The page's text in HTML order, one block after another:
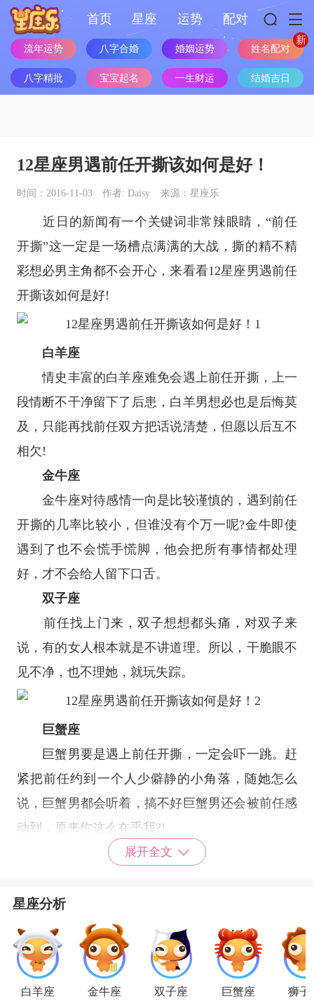
首页 星座 运势 配对
流年运势 八字合婚 婚姻运势 姓名配对
八字精批 宝宝起名 一生财运 结婚吉日
12星座男遇前任开撕该如何是好！
时间：2016-11-03 作者: Daisy 来源：星座乐
近日的新闻有一个关键词非常辣眼睛，“前任
开撕”这一定是一场槽点满满的大战，撕的精不精
彩想必男主角都不会开心，来看看12星座男遇前任
开撕该如何是好!
白羊座
情史丰富的白羊座难免会遇上前任开撕，上一
段情断不干净留下了后患，白羊男想必也是后悔莫
及，只能再找前任双方把话说清楚，但愿以后互不
相欠!
金牛座
金牛座对待感情一向是比较谨慎的，遇到前任
开撕的几率比较小，但谁没有个万一呢?金牛即使
遇到了也不会慌手慌脚，他会把所有事情都处理
好，才不会给人留下口舌。
双子座
前任找上门来，双子想想都头痛，对双子来
说，有的女人根本就是不讲道理。所以，干脆眼不
见不净，也不理她，就玩失踪。
巨蟹座
巨蟹男要是遇上前任开撕，一定会吓一跳。赶
紧把前任约到一个人少僻静的小角落，随她怎么
说，巨蟹男都会听着，搞不好巨蟹男还会被前任感
动到，原来你这么在乎我?!
的，俗话说家丑不可外扬，还想闹得沸沸扬扬人尽
皆知?狮子男会一个电话剁过去，不要怪我没提醒
你，再闹我就不客气了!
处女座
抓狂抓狂，本来就情商低的处女男遇到前任开
展开全文
星座分析
白羊座 金牛座 双子座 巨蟹座 狮子